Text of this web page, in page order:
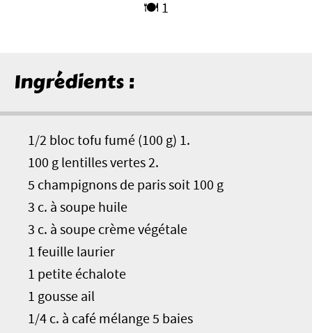
🍽️ 1
Ingrédients :
1/2 bloc tofu fumé (100 g) 1.
100 g lentilles vertes 2.
5 champignons de paris soit 100 g
3 c. à soupe huile
3 c. à soupe crème végétale
1 feuille laurier
1 petite échalote
1 gousse ail
1/4 c. à café mélange 5 baies